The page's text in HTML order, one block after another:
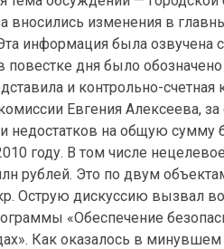
вносились изменения в
информация была озвучена
повестке дня было
и контрольно-
Евгения Алексеева,
недостатков на общую сумму
году. В том числе
рублей. Это по двум
Острую дискуссию вызвал
«Обеспечение
Как оказалось в